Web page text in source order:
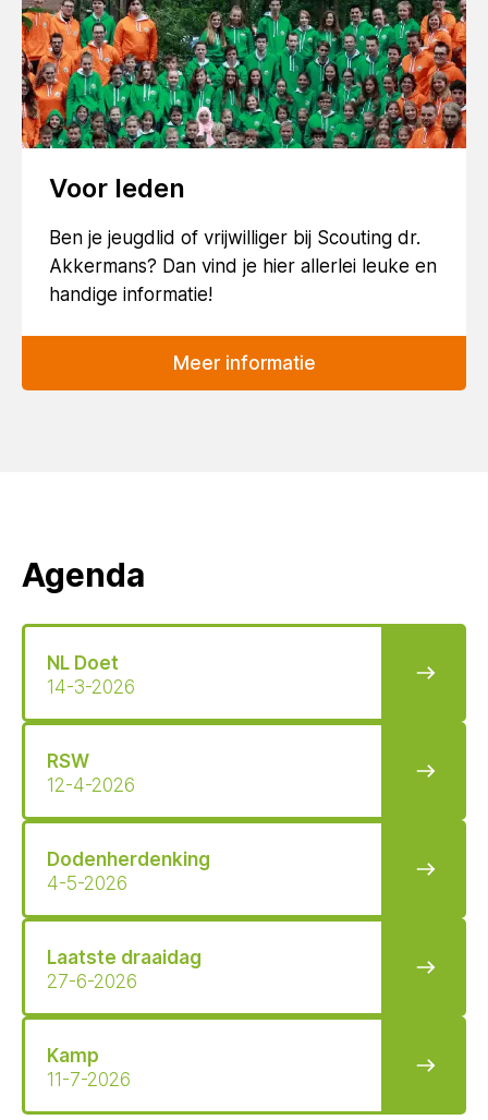
Voor leden
Ben je jeugdlid of vrijwilliger bij Scouting dr.
Akkermans? Dan vind je hier allerlei leuke en
handige informatie!
Meer informatie
Agenda
NL Doet
14-3-2026
RSW
12-4-2026
Dodenherdenking
4-5-2026
Laatste draaidag
27-6-2026
Kamp
11-7-2026